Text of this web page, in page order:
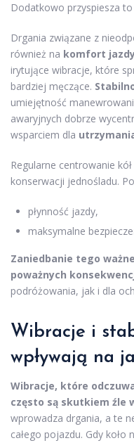
Dodatkowo przyspiesza to
Drgania związane z
również na komfort
irytujące wibracje, które
bardziej męczące.
umiejętność
awaryjnych dobrze
wsparciem dla
Regularne centrowanie
konserwacji jednośladu.
płynność jazdy,
maksymalne
Zaniedbanie tego
poważnych
podróżowania, jak i dla
Wibracje i
wpływają na
Wibracje, które
często są skutkiem źle
wprowadza drgania, a te
całego pojazdu. Gdy